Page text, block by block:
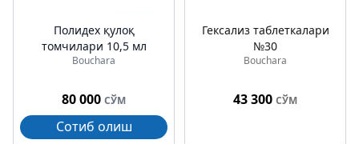
Полидех қулоқ
томчилари 10,5 мл
Bouchara
80 000 СЎМ
Сотиб олиш
Гексализ таблеткалари
№30
Bouchara
43 300 СЎМ